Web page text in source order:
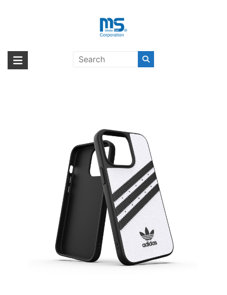
海外輸入ブランド商品｜株式会社
海外事業部が取り揃えている海外輸入商品には、日本では珍しい「海外ブ
ランド」をはじめ「ユニークな商品」「機能的な商品」「コストパフォー
SAMBA FW21 iPhone 13 Pro